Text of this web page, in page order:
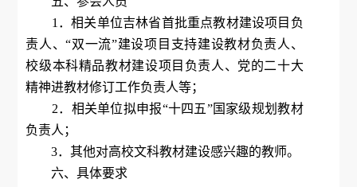
1．相关单位吉林省首批重点教材建设项目负
责人、“双一流”建设项目支持建设教材负责人、
校级本科精品教材建设项目负责人、党的二十大
精神进教材修订工作负责人等；
2．相关单位拟申报“十四五”国家级规划教材
负责人；
3．其他对高校文科教材建设感兴趣的教师。
六、具体要求